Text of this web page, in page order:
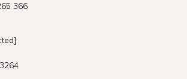
366